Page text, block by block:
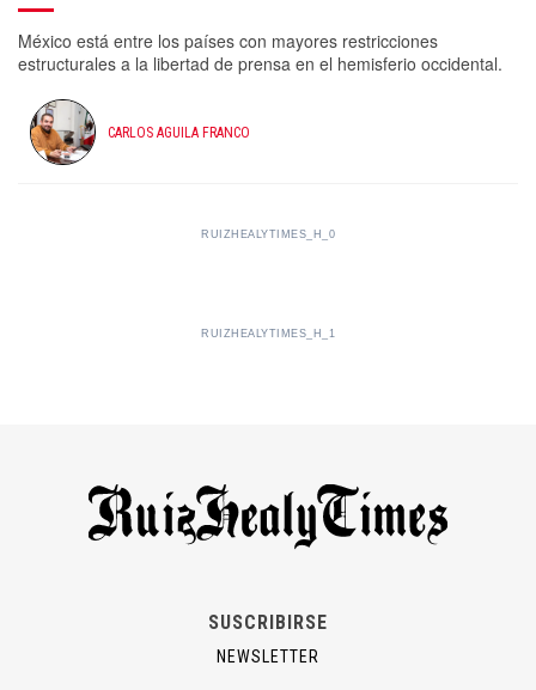
México está entre los países con mayores restricciones
estructurales a la libertad de prensa en el hemisferio occidental.
CARLOS AGUILA FRANCO
RUIZHEALYTIMES_H_0
RUIZHEALYTIMES_H_1
SUSCRIBIRSE
NEWSLETTER